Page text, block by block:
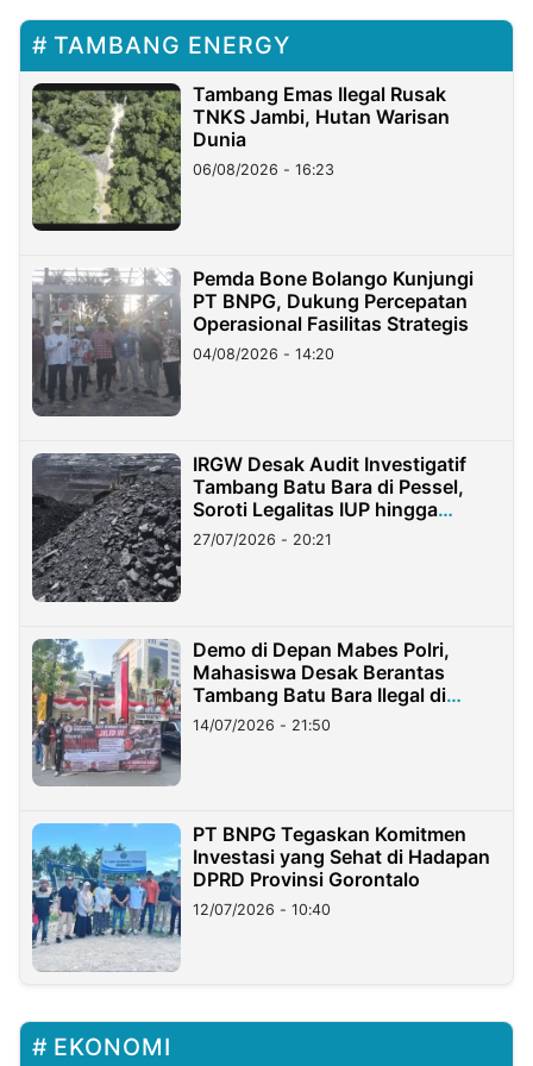
TAMBANG ENERGY
Tambang Emas Ilegal Rusak
TNKS Jambi, Hutan Warisan
Dunia
06/08/2026 - 16:23
Pemda Bone Bolango Kunjungi
PT BNPG, Dukung Percepatan
Operasional Fasilitas Strategis
04/08/2026 - 14:20
IRGW Desak Audit Investigatif
Tambang Batu Bara di Pessel,
Soroti Legalitas IUP hingga
Stockpile
27/07/2026 - 20:21
Demo di Depan Mabes Polri,
Mahasiswa Desak Berantas
Tambang Batu Bara Ilegal di
Lampung
14/07/2026 - 21:50
PT BNPG Tegaskan Komitmen
Investasi yang Sehat di Hadapan
DPRD Provinsi Gorontalo
12/07/2026 - 10:40
EKONOMI